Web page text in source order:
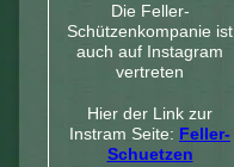
Die Feller-
Schützenkompanie ist
auch auf Instagram
vertreten
Hier der Link zur
Instram Seite: Feller-
Schuetzen